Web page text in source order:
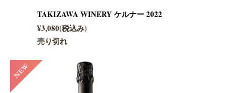
TAKIZAWA WINERY ケルナー 2022
¥3,080(税込み)
売り切れ